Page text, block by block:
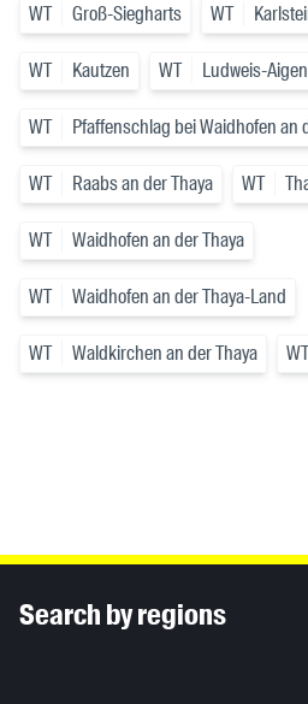
WT Groß-Siegharts WT
WT Kautzen WT Ludweis-Aigen
WT Pfaffenschlag bei Waidhofen an
WT Raabs an der Thaya WT
WT Waidhofen an der Thaya
WT Waidhofen an der Thaya-Land
WT Waldkirchen an der Thaya WT
Search by regions